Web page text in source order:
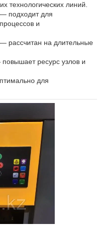
технологических линий.
подходит для
и
— рассчитан на длительные
ресурс узлов и
для